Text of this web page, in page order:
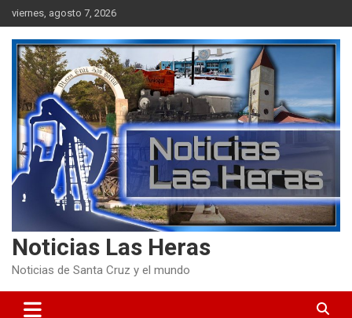
Skip
to
content
viernes, agosto 7, 2026
Noticias Las Heras
Noticias de Santa Cruz y el mundo